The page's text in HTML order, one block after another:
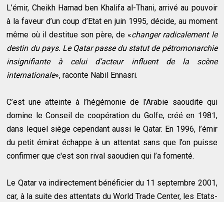
L’émir, Cheikh Hamad ben Khalifa al-Thani, arrivé au pouvoir
à la faveur d’un coup d’Etat en juin 1995, décide, au moment
même où il destitue son père, de «changer radicalement le
destin du pays. Le Qatar passe du statut de pétromonarchie
insignifiante à celui d’acteur influent de la scène
internationale», raconte Nabil Ennasri.
C’est une atteinte à l’hégémonie de l’Arabie saoudite qui
domine le Conseil de coopération du Golfe, créé en 1981,
dans lequel siège cependant aussi le Qatar. En 1996, l’émir
du petit émirat échappe à un attentat sans que l’on puisse
confirmer que c'est son rival saoudien qui l’a fomenté.
Le Qatar va indirectement bénéficier du 11 septembre 2001,
car, à la suite des attentats du World Trade Center, les Etats-